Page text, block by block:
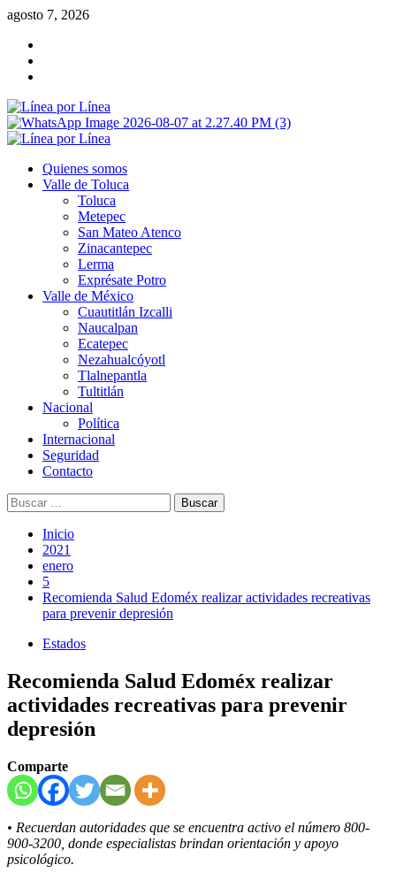
Saltar
contenido
agosto 7, 2026
Menú
Quienes somos
Valle de Toluca
Toluca
Metepec
San Mateo Atenco
Zinacantepec
Lerma
Exprésate Potro
Valle de México
Cuautitlán Izcalli
Naucalpan
Ecatepec
Nezahualcóyotl
Tlalnepantla
Tultitlán
Nacional
Política
Internacional
Seguridad
Contacto
Buscar:
Inicio
2021
enero
5
Recomienda Salud Edoméx realizar actividades recreativas
para prevenir depresión
Estados
Recomienda Salud Edoméx realizar
actividades recreativas para prevenir
depresión
Comparte
• Recuerdan autoridades que se encuentra activo el número 800-
900-3200, donde especialistas brindan orientación y apoyo
psicológico.